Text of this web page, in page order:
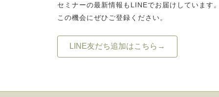
セミナーの最新情報もLINEでお届けしています
この機会にぜひご登録ください。
LINE友だち追加はこちら→